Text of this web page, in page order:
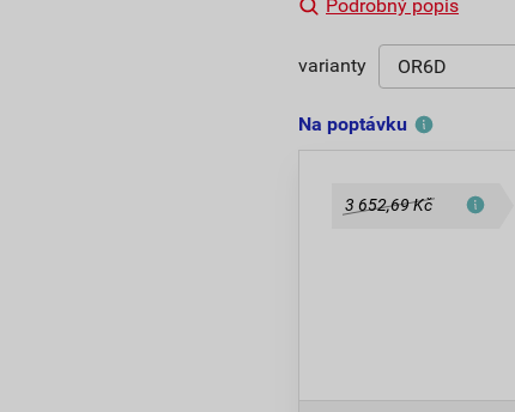
Podrobný popis
varianty
Na poptávku
3 652,69 Kč